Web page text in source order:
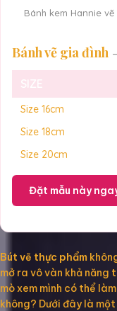
Bánh kem Hannie
Bánh vẽ gia đình
SIZE
Size 16cm
Size 18cm
Size 20cm
Đặt mẫu này
Bút vẽ thực phẩm
mở ra vô vàn khả năng
mò xem mình có thể
không? Dưới đây là